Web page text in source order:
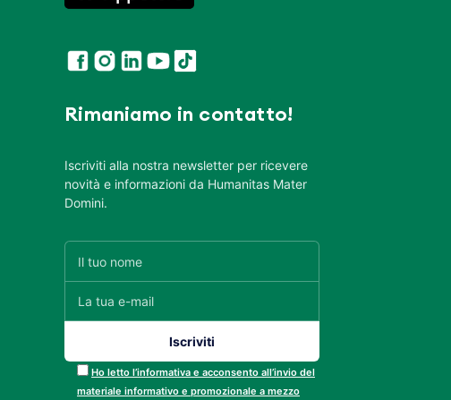
Rimaniamo in contatto!
Iscriviti alla nostra newsletter per ricevere
novità e informazioni da Humanitas Mater
Domini.
Ho letto l’informativa e acconsento all’invio del
materiale informativo e promozionale a mezzo